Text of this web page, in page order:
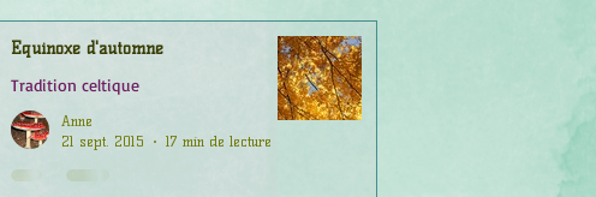
Équinoxe d'automne
Tradition celtique
Anne
21 sept. 2015
17 min de lecture